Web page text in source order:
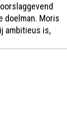
doelman. Moris
ambitieus is,